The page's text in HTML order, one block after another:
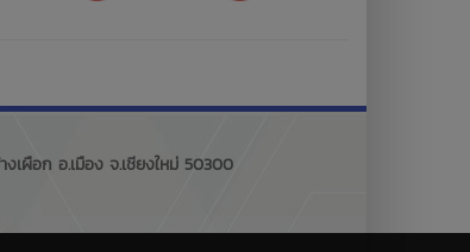
งเผือก อ.เมือง จ.เชียงใหม่ 50300